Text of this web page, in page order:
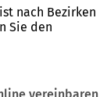
nach Bezirken
Sie den